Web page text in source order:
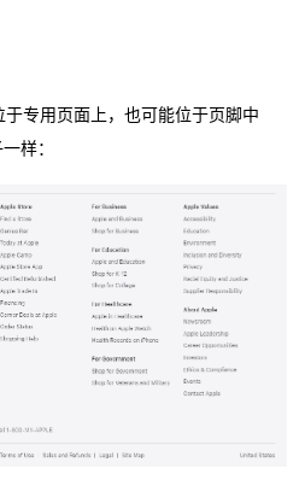
于专用页面上，也可能位于页脚中
样：